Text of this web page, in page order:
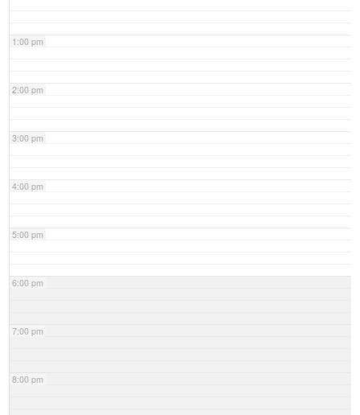
1:00 pm
2:00 pm
3:00 pm
4:00 pm
5:00 pm
6:00 pm
7:00 pm
8:00 pm